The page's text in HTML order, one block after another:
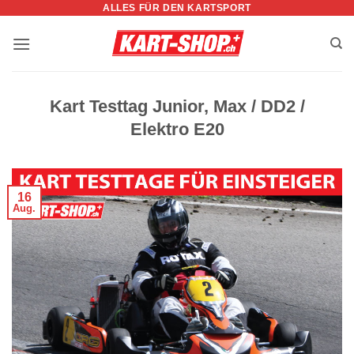
springen
ALLES FÜR DEN KARTSPORT
Kart Testtag Junior, Max / DD2 /
Elektro E20
16
Aug.